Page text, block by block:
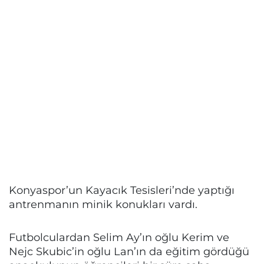
Konyaspor’un Kayacık Tesisleri’nde yaptığı
antrenmanın minik konukları vardı.
Futbolculardan Selim Ay’ın oğlu Kerim ve
Nejc Skubic’in oğlu Lan’ın da eğitim gördüğü